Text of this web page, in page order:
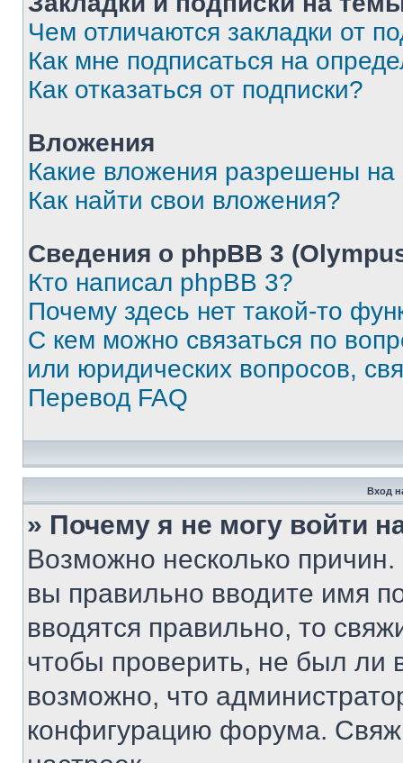
Чем отличаются закладки от
Как мне подписаться на
Как отказаться от подписки?
Вложения
Какие вложения разрешены
Как найти свои вложения?
Сведения о phpBB 3
Кто написал phpBB 3?
Почему здесь нет такой-то
С кем можно связаться по
или юридических вопросов,
Перевод FAQ
Вход
» Почему я не могу войти
Возможно несколько
вы правильно вводите имя
вводятся правильно, то
чтобы проверить, не был ли
возможно, что
конфигурацию форума.